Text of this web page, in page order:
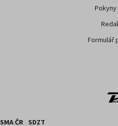
Formulář
SMA ČR SDZT